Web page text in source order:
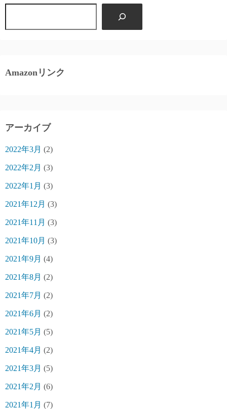
Amazonリンク
アーカイブ
2022年3月 (2)
2022年2月 (3)
2022年1月 (3)
2021年12月 (3)
2021年11月 (3)
2021年10月 (3)
2021年9月 (4)
2021年8月 (2)
2021年7月 (2)
2021年6月 (2)
2021年5月 (5)
2021年4月 (2)
2021年3月 (5)
2021年2月 (6)
2021年1月 (7)